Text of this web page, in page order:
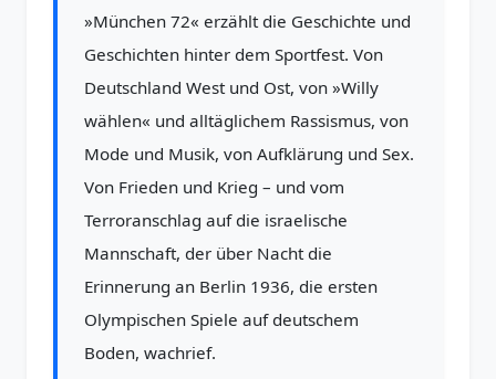
»München 72« erzählt die Geschichte und
Geschichten hinter dem Sportfest. Von
Deutschland West und Ost, von »Willy
wählen« und alltäglichem Rassismus, von
Mode und Musik, von Aufklärung und Sex.
Von Frieden und Krieg – und vom
Terroranschlag auf die israelische
Mannschaft, der über Nacht die
Erinnerung an Berlin 1936, die ersten
Olympischen Spiele auf deutschem
Boden, wachrief.